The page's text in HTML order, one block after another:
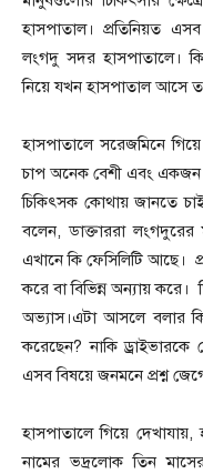
হাসপাতাল। প্রতিনিয়ত
লংগদু সদর হাসপাতালে।
নিয়ে যখন হাসপাতাল আসে
হাসপাতালে সরেজমিনে
চাপ অনেক বেশী এবং একজন
চিকিৎসক কোথায় জানতে
বলেন, ডাক্তাররা
এখানে কি ফেসিলিটি আছে।
করে বা বিভিন্ন অন্যায় করে।
অভ্যাস।এটা আসলে বলার
করেছেন? নাকি
এসব বিষয়ে জনমনে প্রশ্ন
হাসপাতালে গিয়ে দেখাযায়,
নামের ভদ্রলোক তিন